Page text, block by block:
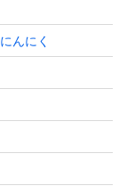
にんにく